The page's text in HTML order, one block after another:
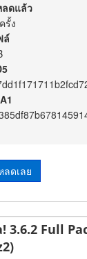
ดแล้ว
รั้ง
ล์
ลดเลย
3.6.2 Full